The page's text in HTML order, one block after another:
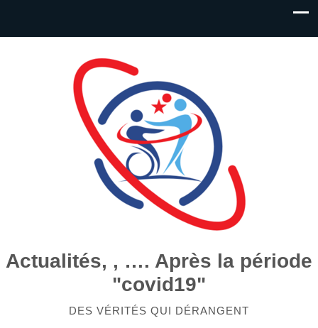
Actualités, , …. Après la période
"covid19"
DES VÉRITÉS QUI DÉRANGENT